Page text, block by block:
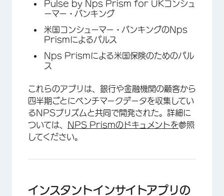
Pulse by Nps Prism for UKコンシュ
ーマー・バンキング
米国コンシューマー・バンキングのNps
Prismによるパルス
Nps Prismによる米国保険のためのパル
ス
これらのアプリは、銀行や金融機関の顧客から
四半期ごとにベンチマークデータを収集してい
るNPSプリズムと共同で開発された。詳細に
ついては、
NPS Prismのドキュメントを参照
してください。
インスタントインサイトアプリの